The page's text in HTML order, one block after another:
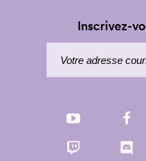
Inscrivez-